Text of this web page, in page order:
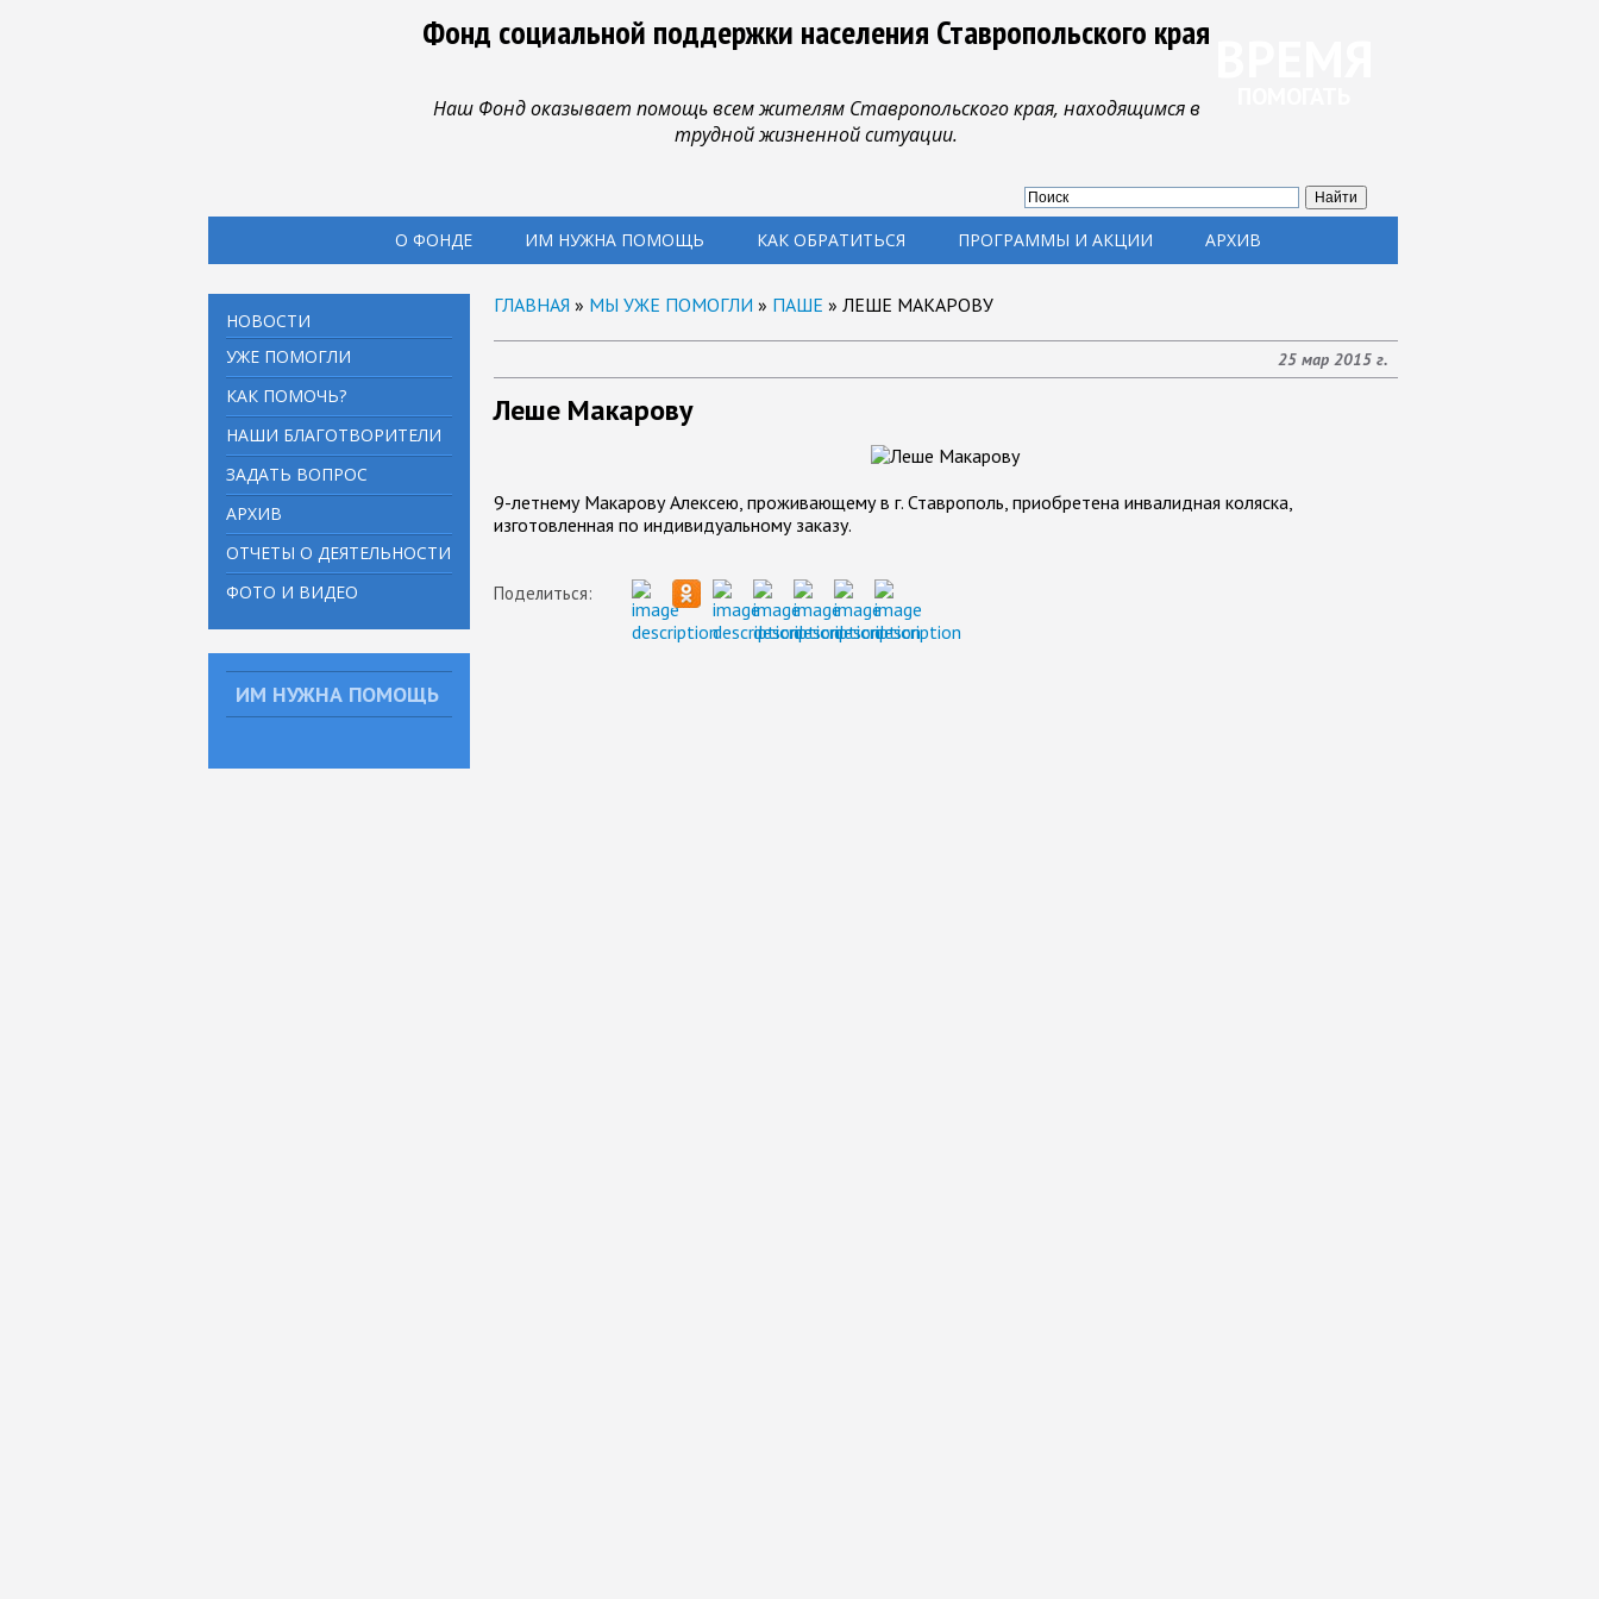
Фонд социальной поддержки населения Ставропольского края
Наш Фонд оказывает помощь всем жителям Ставропольского края, находящимся в
трудной жизненной ситуации.
О ФОНДЕ ИМ НУЖНА ПОМОЩЬ КАК ОБРАТИТЬСЯ ПРОГРАММЫ И АКЦИИ АРХИВ
НОВОСТИ
УЖЕ ПОМОГЛИ
КАК ПОМОЧЬ?
НАШИ БЛАГОТВОРИТЕЛИ
ЗАДАТЬ ВОПРОС
АРХИВ
ОТЧЕТЫ О ДЕЯТЕЛЬНОСТИ
ФОТО И ВИДЕО
ИМ НУЖНА ПОМОЩЬ
ГЛАВНАЯ » МЫ УЖЕ ПОМОГЛИ » ПАШЕ » ЛЕШЕ МАКАРОВУ
25 мар 2015 г.
Леше Макарову
9-летнему Макарову Алексею, проживающему в г. Ставрополь, приобретена инвалидная коляска,
изготовленная по индивидуальному заказу.
Поделиться: